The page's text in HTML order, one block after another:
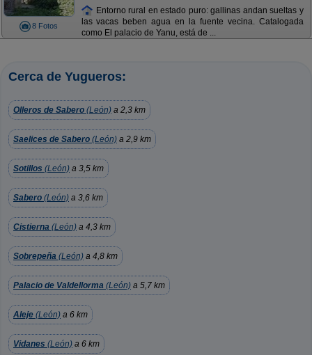
8 Fotos
Entorno rural en estado puro: gallinas andan sueltas y
las vacas beben agua en la fuente vecina. Catalogada
como El palacio de Yanu, está de ...
Cerca de Yugueros:
Olleros de Sabero (León) a 2,3 km
Saelices de Sabero (León) a 2,9 km
Sotillos (León) a 3,5 km
Sabero (León) a 3,6 km
Cistierna (León) a 4,3 km
Sobrepeña (León) a 4,8 km
Palacio de Valdellorma (León) a 5,7 km
Aleje (León) a 6 km
Vidanes (León) a 6 km